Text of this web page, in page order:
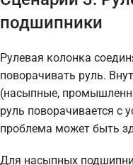
подшипники
Рулевая колонка
поворачивать руль.
(насыпные,
руль поворачивается с
проблема может быть
Для насыпных